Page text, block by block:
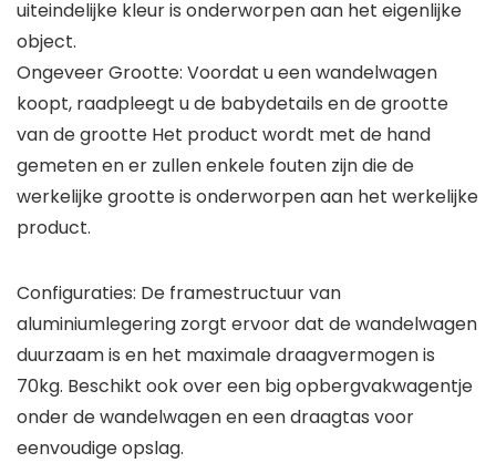
uiteindelijke kleur is onderworpen aan het eigenlijke
object.
Ongeveer Grootte: Voordat u een wandelwagen
koopt, raadpleegt u de babydetails en de grootte
van de grootte Het product wordt met de hand
gemeten en er zullen enkele fouten zijn die de
werkelijke grootte is onderworpen aan het werkelijke
product.
Configuraties: De framestructuur van
aluminiumlegering zorgt ervoor dat de wandelwagen
duurzaam is en het maximale draagvermogen is
70kg. Beschikt ook over een big opbergvakwagentje
onder de wandelwagen en een draagtas voor
eenvoudige opslag.